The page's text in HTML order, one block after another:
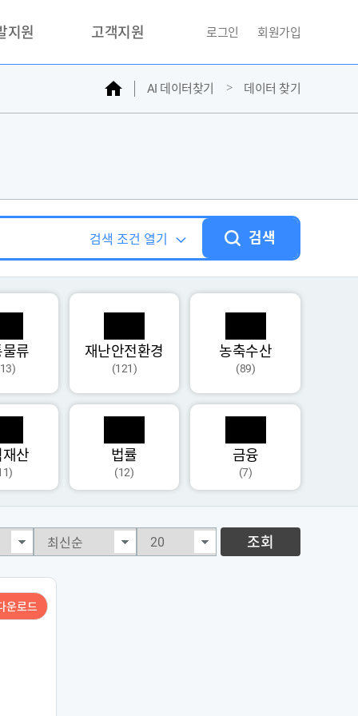
지원 고객지원
문의하기
자주찾는질문
로그인 회원가입
홈 AI 데이터찾기 데이터 찾기
검색 조건 열기 검색
물류 재난안전환경
(121)
농축수산
(89)
재산 법률
(12)
금융
(7)
조회
운로드